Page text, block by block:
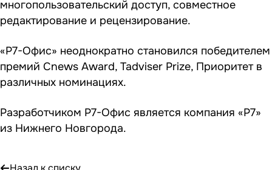
многопользовательский доступ, совместное
редактирование и рецензирование.
«Р7-Офис» неоднократно становился победителем
премий Cnews Award, Tadviser Prize, Приоритет в
различных номинациях.
Разработчиком Р7-Офис является компания «Р7»
из Нижнего Новгорода.